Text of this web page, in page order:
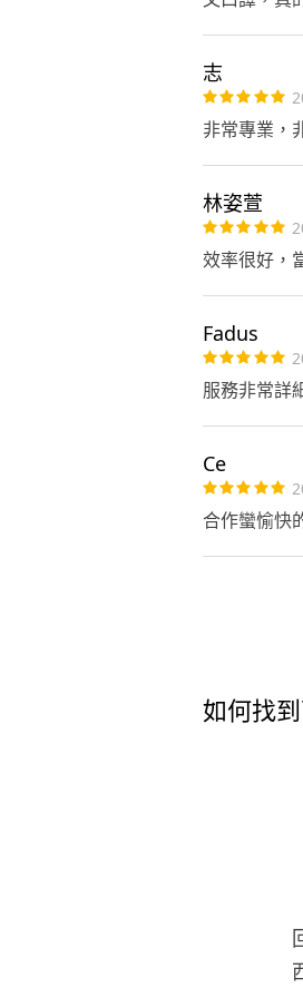
志
非常專業，
林姿萱
效率很好，
Fadus
服務非常詳
Ce
合作蠻愉快
如何找